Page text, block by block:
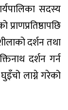
सदस्य
दर्शन तथा
दर्शन गर्न
लाग्ने गरेको